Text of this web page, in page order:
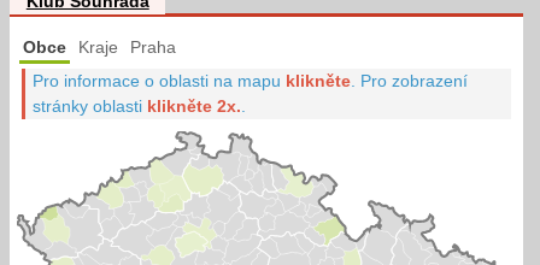
Obce Kraje Praha
Pro informace o oblasti na mapu klikněte Pro zobrazení
stránky oblasti klikněte 2x.